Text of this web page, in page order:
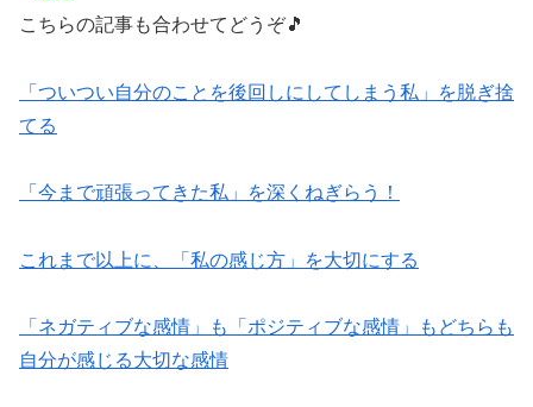
こちらの記事も合わせてどうぞ🎵
「ついつい自分のことを後回しにしてしまう私」を脱ぎ捨
てる
「今まで頑張ってきた私」を深くねぎらう！
これまで以上に、「私の感じ方」を大切にする
「ネガティブな感情」も「ポジティブな感情」もどちらも
自分が感じる大切な感情